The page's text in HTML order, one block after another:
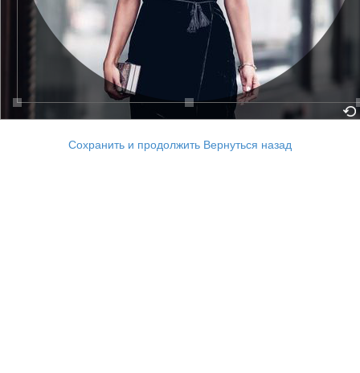
Сохранить и продолжить Вернуться назад